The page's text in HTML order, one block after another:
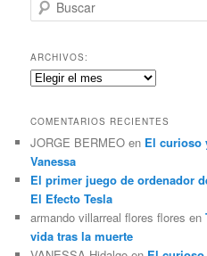
u
c
a
r
ARCHIVOS:
Archivos:
COMENTARIOS RECIENTES
JORGE BERMEO en El curioso
Vanessa
El primer juego de ordenador
El Efecto Tesla
armando villarreal flores flores en
vida tras la muerte